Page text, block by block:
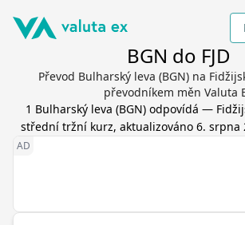
BGN do FJD
Převod Bulharský leva (BGN) na
převodníkem měn Valuta
1 Bulharský leva (BGN) odpovídá —
střední tržní kurz, aktualizováno 6. srpna